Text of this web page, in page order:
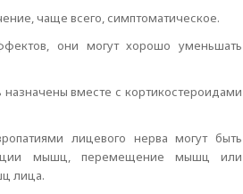
чаще всего, симптоматическое.
они могут хорошо уменьшать
назначены вместе с кортикостероидами
лицевого нерва могут быть
мышц, перемещение мышц или
лица.